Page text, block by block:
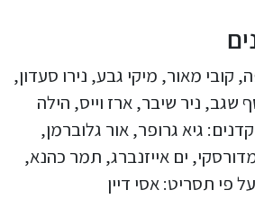
קובי מאור, מיקי גבע, נירו סעדון,
שגב, ניר שיבר, ארז וייס, הילה
גיא גרופר, אור גלוברמן,
ים אייזנברג, תמר כהנא,
פי תסריט: אסי דיין